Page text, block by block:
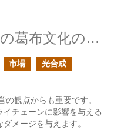
企業の取り組みとしての葛布文化の保全
市場 光合成
観点からも重要です。
チェーンに影響を与える
メージを与えます。